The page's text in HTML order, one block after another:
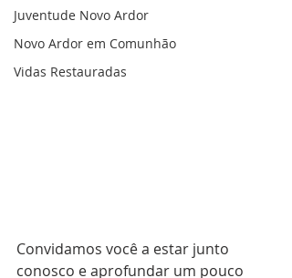
Juventude Novo Ardor
Novo Ardor em Comunhão
Vidas Restauradas
Convidamos você a estar junto
conosco e aprofundar um pouco